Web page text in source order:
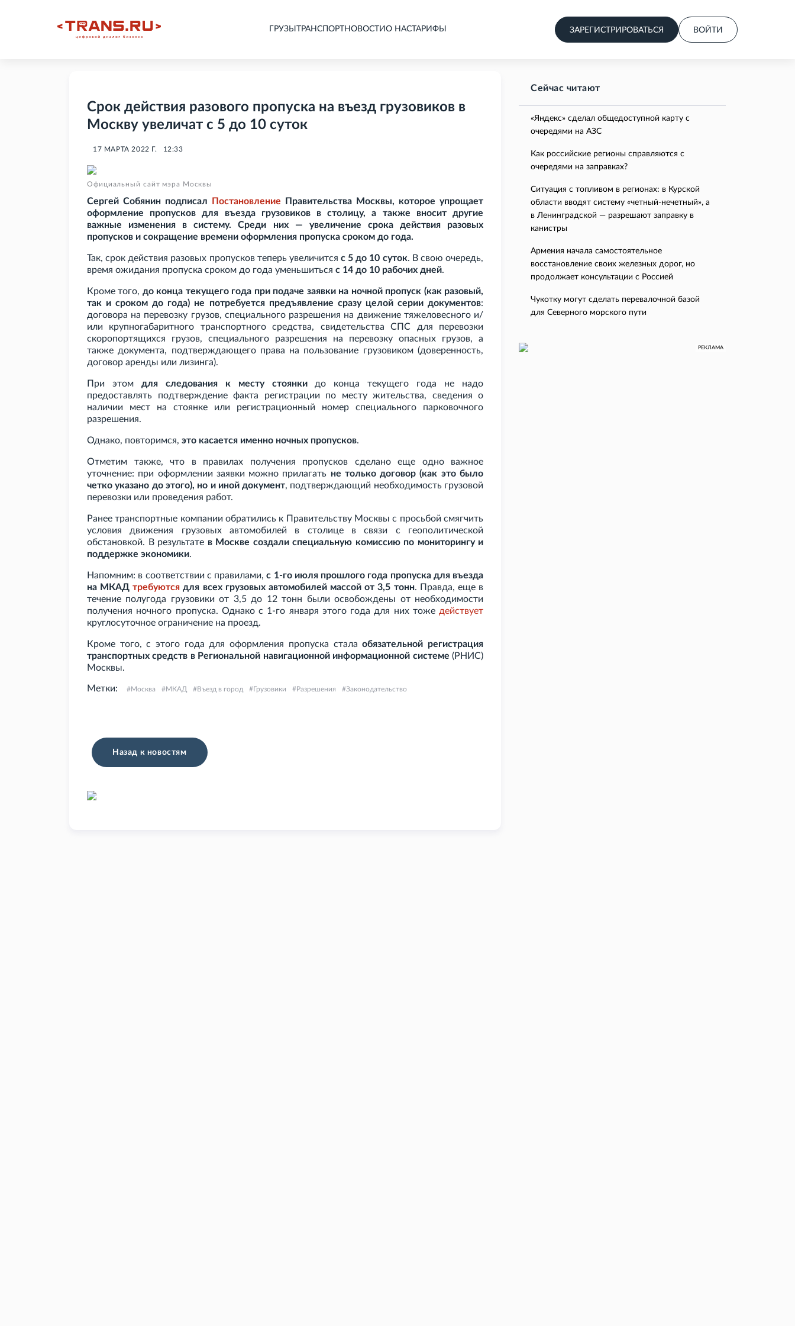
ГРУЗЫ ТРАНСПОРТНОВОСТИ О НАСТАРИФЫ ЗАРЕГИСТРИРОВАТЬСЯ ВОЙТИ
Срок действия разового пропуска на въезд грузовиков в
Москву увеличат с 5 до 10 суток
17 МАРТА 2022 Г. 12:33
Официальный сайт мэра Москвы
Сергей Собянин подписал Постановление Правительства Москвы, которое упрощает
оформление пропусков для въезда грузовиков в столицу, а также вносит другие
важные изменения в систему. Среди них — увеличение срока действия разовых
пропусков и сокращение времени оформления пропуска сроком до года.
Так, срок действия разовых пропусков теперь увеличится с 5 до 10 суток. В свою очередь,
время ожидания пропуска сроком до года уменьшиться с 14 до 10 рабочих дней.
Кроме того, до конца текущего года при подаче заявки на ночной пропуск (как разовый,
так и сроком до года) не потребуется предъявление сразу целой серии документов:
договора на перевозку грузов, специального разрешения на движение тяжеловесного и/
или крупногабаритного транспортного средства, свидетельства СПС для перевозки
скоропортящихся грузов, специального разрешения на перевозку опасных грузов, а
также документа, подтверждающего права на пользование грузовиком (доверенность,
договор аренды или лизинга).
При этом для следования к месту стоянкидо конца текущего года не надо
предоставлять подтверждение факта регистрации по месту жительства, сведения о
наличии мест на стоянке или регистрационный номер специального парковочного
разрешения.
Однако, повторимся, это касается именно ночных пропусков.
Отметим также, что в правилах получения пропусков сделано еще одно важное
уточнение: при оформлении заявки можно прилагать не только договор (как это было
четко указано до этого), но и иной документ, подтверждающий необходимость грузовой
перевозки или проведения работ.
Ранее транспортные компании обратились к Правительству Москвы с просьбой смягчить
условия движения грузовых автомобилей в столице в связи с геополитической
обстановкой. В результате в Москве создали специальную комиссию по мониторингу и
поддержке экономики.
Напомним: в соответствии с правилами,с 1-го июля прошлого года пропуска для въезда
на МКАДтребуются для всех грузовых автомобилей массой от 3,5 тонн. Правда, еще в
течение полугода грузовики от 3,5 до 12 тонн были освобождены от необходимости
получения ночного пропуска. Однако с 1-го января этого года для них тоже действует
круглосуточное ограничение на проезд.
Кроме того, с этого года для оформления пропуска сталаобязательной регистрация
транспортных средств в Региональной навигационной информационной системе (РНИС)
Москвы.
Метки: Москва МКАД Въезд в город Грузовики Разрешения Законодательство
Назад к новостям
Сейчас читают
«Яндекс» сделал общедоступной карту с
очередями на АЗС
Как российские регионы справляются с
очередями на заправках?
Ситуация с топливом в регионах: в Курской
области вводят систему «четный-нечетный», а
в Ленинградской — разрешают заправку в
канистры
Армения начала самостоятельное
восстановление своих железных дорог, но
продолжает консультации с Россией
Чукотку могут сделать перевалочной базой
для Северного морского пути
РЕКЛАМА